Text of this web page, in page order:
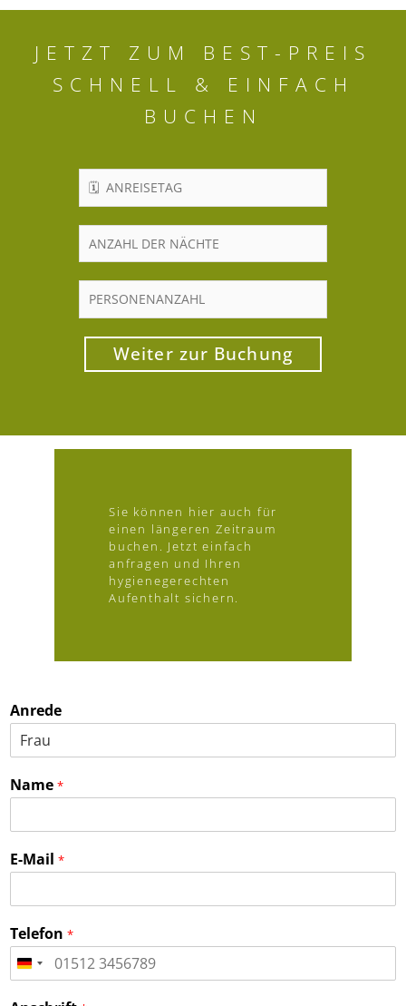
JETZT ZUM BEST-PREIS
SCHNELL & EINFACH
BUCHEN
Weiter zur Buchung
Sie können hier auch für
einen längeren Zeitraum
buchen. Jetzt einfach
anfragen und Ihren
hygienegerechten
Aufenthalt sichern.
Anrede
Name *
E-Mail *
Telefon *